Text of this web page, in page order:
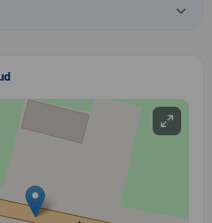
keyboard_arrow_down